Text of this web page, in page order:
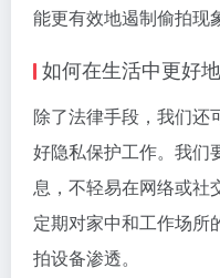
能更有效地遏制偷拍现
如何在生活中更好
除了法律手段，我们还
好隐私保护工作。我们
息，不轻易在网络或社
定期对家中和工作场所
拍设备渗透。